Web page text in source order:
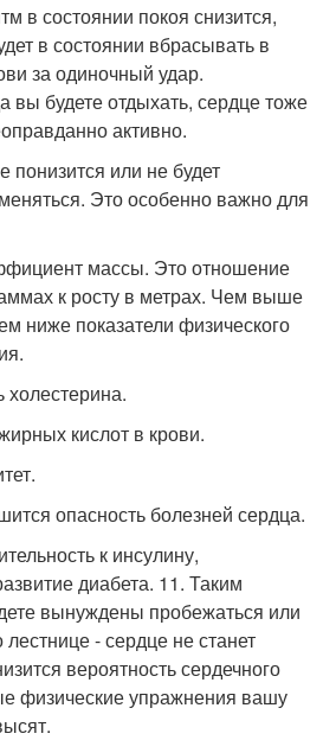
в состоянии покоя снизится,
в состоянии вбрасывать в
за одиночный удар.
вы будете отдыхать, сердце тоже
активно.
понизится или не будет
Это особенно важно для
массы. Это отношение
к росту в метрах. Чем выше
ниже показатели физического
холестерина.
кислот в крови.
опасность болезней сердца.
к инсулину,
диабета. 11. Таким
вынуждены пробежаться или
- сердце не станет
вероятность сердечного
физические упражнения вашу